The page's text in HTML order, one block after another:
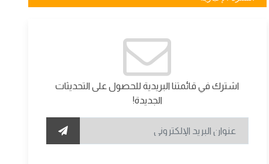
اشترك في قائمتنا البريدية للحصول على التحديثات
الجديدة!